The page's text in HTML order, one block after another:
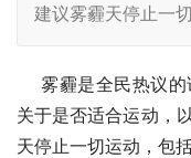
建议雾霾天停止一
雾霾是全民热议的
关于是否适合运动，
天停止一切运动，包